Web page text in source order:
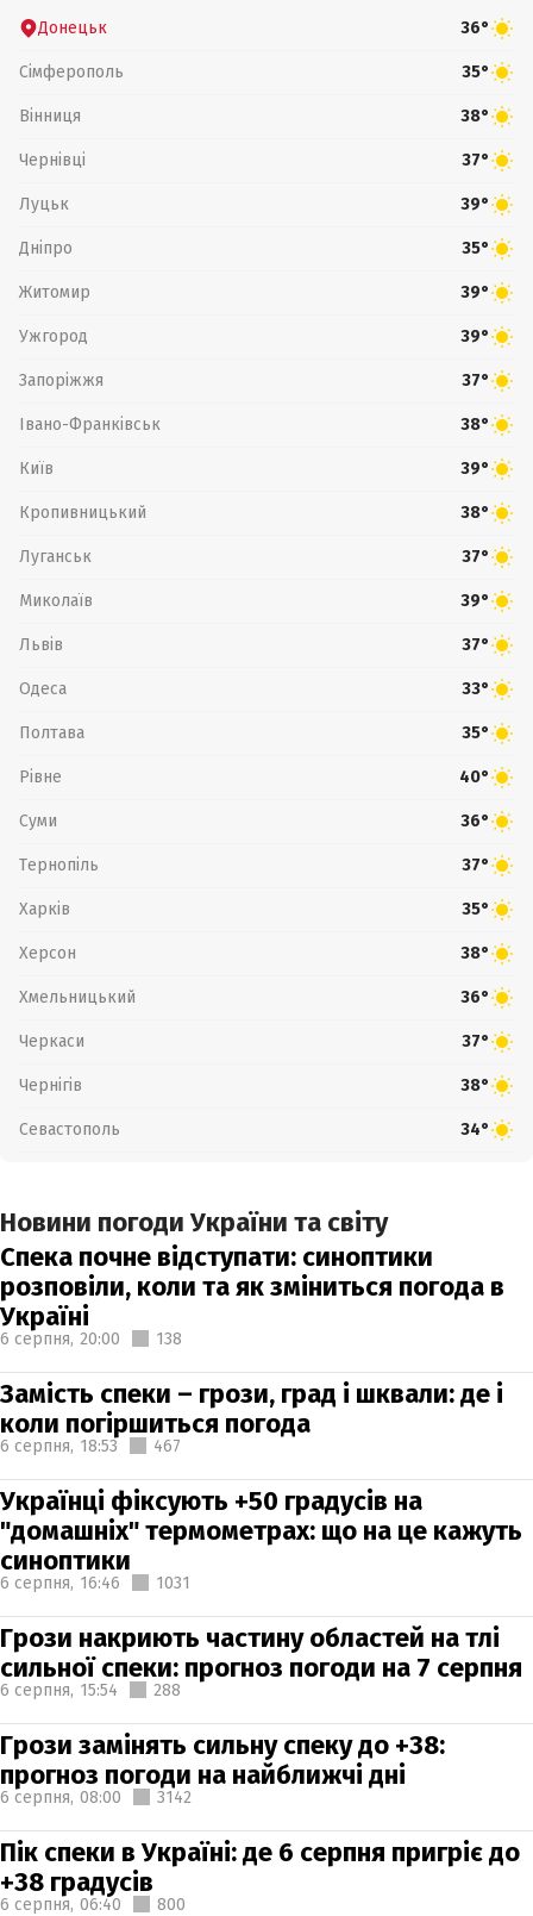
Донецьк 36°
Сімферополь 35°
Вінниця 38°
Чернівці 37°
Луцьк 39°
Дніпро 35°
Житомир 39°
Ужгород 39°
Запоріжжя 37°
Івано-Франківськ 38°
Київ 39°
Кропивницький 38°
Луганськ 37°
Миколаїв 39°
Львів 37°
Одеса 33°
Полтава 35°
Рівне 40°
Суми 36°
Тернопіль 37°
Харків 35°
Херсон 38°
Хмельницький 36°
Черкаси 37°
Чернігів 38°
Севастополь 34°
Новини погоди України та світу
Спека почне відступати: синоптики
розповіли, коли та як зміниться погода в
Україні
6 серпня, 20:00 138
Замість спеки – грози, град і шквали: де і
коли погіршиться погода
6 серпня, 18:53 467
Українці фіксують +50 градусів на
"домашніх" термометрах: що на це кажуть
синоптики
6 серпня, 16:46 1031
Грози накриють частину областей на тлі
сильної спеки: прогноз погоди на 7 серпня
6 серпня, 15:54 288
Грози замінять сильну спеку до +38:
прогноз погоди на найближчі дні
6 серпня, 08:00 3142
Пік спеки в Україні: де 6 серпня пригріє до
+38 градусів
6 серпня, 06:40 800